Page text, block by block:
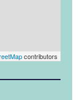
contributors